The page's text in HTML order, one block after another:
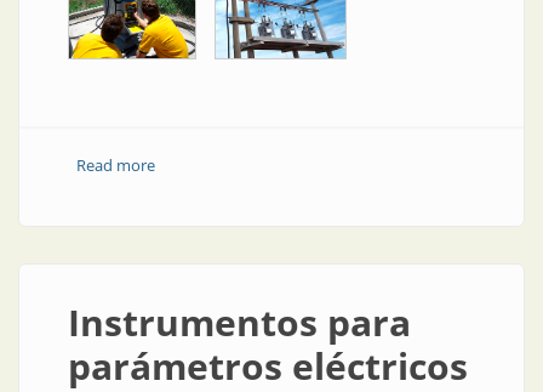
Read moreabout Regulador de tensión
Instrumentos para
parámetros eléctricos